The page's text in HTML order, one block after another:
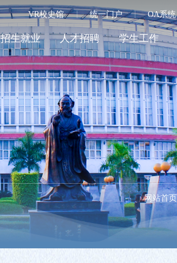
VR校史馆 统一门户 OA系统
招生就业 人才招聘 学生工作
网站首页